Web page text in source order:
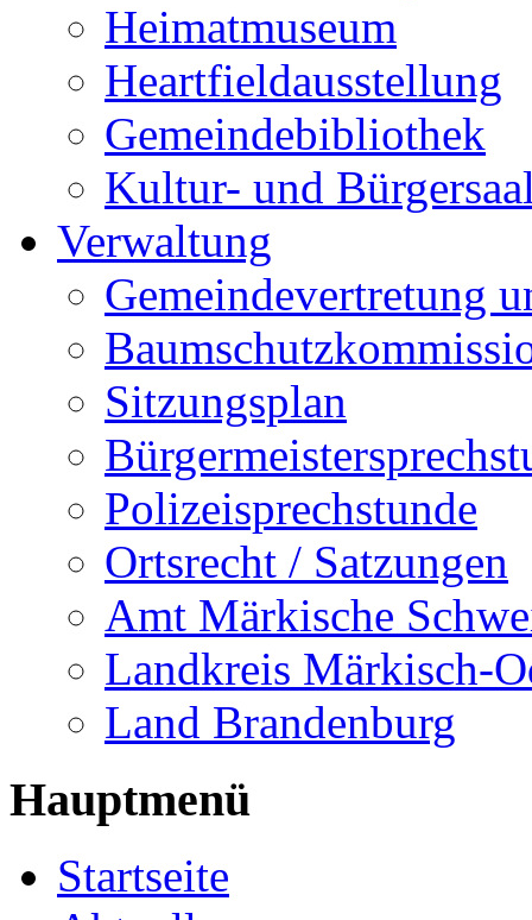
Heimatmuseum
Heartfieldausstellung
Gemeindebibliothek
Kultur- und
Verwaltung
Gemeindevertretung
Sitzungsplan
Polizeisprechstunde
Ortsrecht / Satzungen
Amt Märkische
Landkreis Märkisch-
Land Brandenburg
Hauptmenü
Startseite